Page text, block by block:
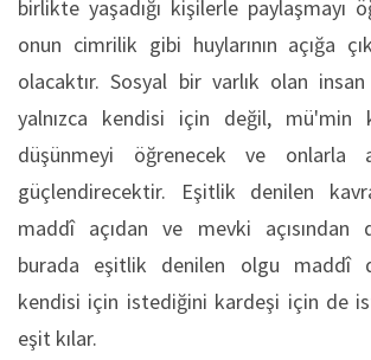
birlikte yaşadığı kişilerle paylaşmayı
onun cimrilik gibi huylarının açığa
olacaktır. Sosyal bir varlık olan
yalnızca kendisi için değil, mü'min
düşünmeyi öğrenecek ve onlarla
güçlendirecektir. Eşitlik denilen
maddî açıdan ve mevki açısından
burada eşitlik denilen olgu maddî
kendisi için istediğini kardeşi için de
eşit kılar.